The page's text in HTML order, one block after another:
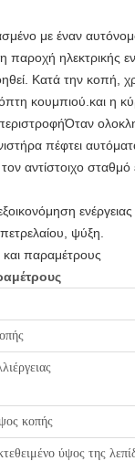
με έναν
παροχή ηλεκτρικής
Κατά την κοπή,
κουμπιού.και η
πέφτει
αντίστοιχο σταθμό
ψύξη.
και παραμέτρους
κοπής
ύψος της